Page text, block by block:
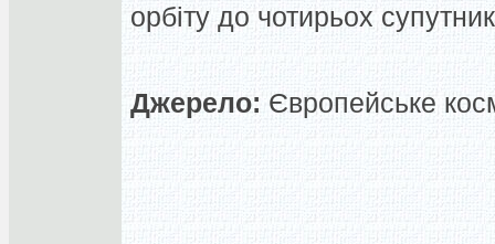
орбіту до чотирьох
Джерело: Європейське